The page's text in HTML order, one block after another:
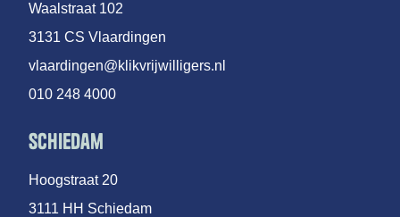
Waalstraat 102
3131 CS Vlaardingen
vlaardingen@klikvrijwilligers.nl
010 248 4000
Schiedam
Hoogstraat 20
3111 HH Schiedam